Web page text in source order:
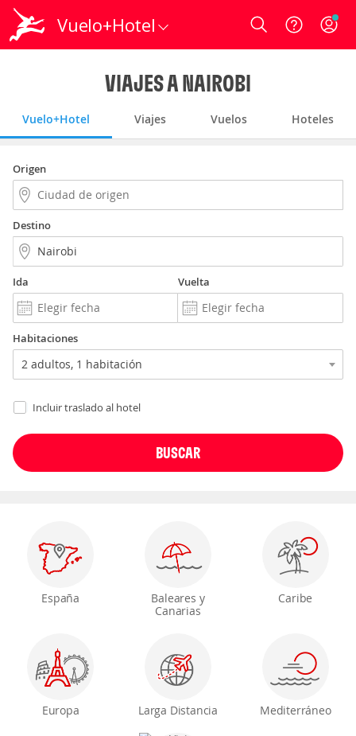
Vuelo+Hotel Login
VIAJES A NAIROBI
Vuelo+Hotel Viajes Vuelos Hoteles
Origen
Destino
Ida Vuelta
Habitaciones
Incluir traslado al hotel
España
Baleares y
Canarias
Caribe
Europa Larga Distancia Mediterráneo